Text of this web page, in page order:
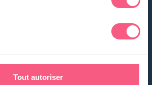
Tout autoriser